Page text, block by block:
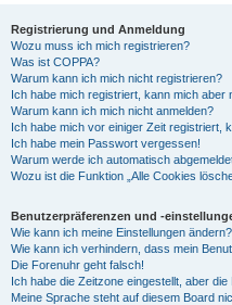
Registrierung und Anmeldung
Wozu muss ich mich registrieren?
Was ist COPPA?
Warum kann ich mich nicht registrieren?
Ich habe mich registriert, kann mich aber
Warum kann ich mich nicht anmelden?
Ich habe mich vor einiger Zeit registriert,
Ich habe mein Passwort vergessen!
Warum werde ich automatisch
Wozu ist die Funktion „Alle Cookies
Benutzerpräferenzen und -
Wie kann ich meine Einstellungen ändern?
Wie kann ich verhindern, dass mein
Die Forenuhr geht falsch!
Ich habe die Zeitzone eingestellt, aber
Meine Sprache steht auf diesem Board